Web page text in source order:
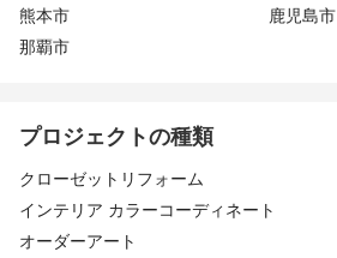
熊本市
鹿児島市
那覇市
プロジェクトの種類
クローゼットリフォーム
インテリア カラーコーディネート
オーダーアート